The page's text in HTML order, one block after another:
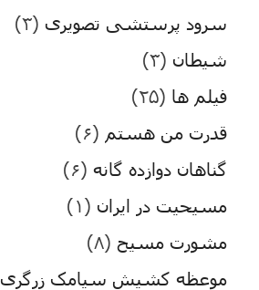
سرود پرستشی تصویری (۳)
شیطان (۳)
فیلم ها (۲۵)
قدرت من هستم (۶)
گناهان دوازده گانه (۶)
مسیحیت در ایران (۱)
مشورت مسیح (۸)
موعظه کشیش سیامک زرگری